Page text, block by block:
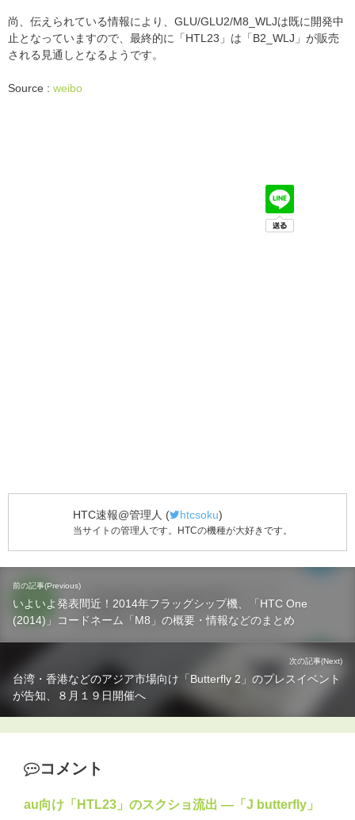
尚、伝えられている情報により、GLU/GLU2/M8_WLJは既に開発中
止となっていますので、最終的に「HTL23」は「B2_WLJ」が販売
される見通しとなるようです。
Source : weibo
HTC速報@管理人 ( htcsoku)
当サイトの管理人です。HTCの機種が大好きです。
前の記事(Previous)
いよいよ発表間近！2014年フラッグシップ機、「HTC One
(2014)」コードネーム「M8」の概要・情報などのまとめ
次の記事(Next)
台湾・香港などのアジア市場向け「Butterfly 2」のプレスイベント
が告知、８月１９日開催へ
コメント
au向け「HTL23」のスクショ流出 —「J butterfly」